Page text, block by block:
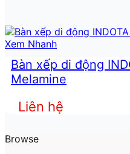
Xem Nhanh
Bàn xếp di động
Melamine
Liên hệ
Browse